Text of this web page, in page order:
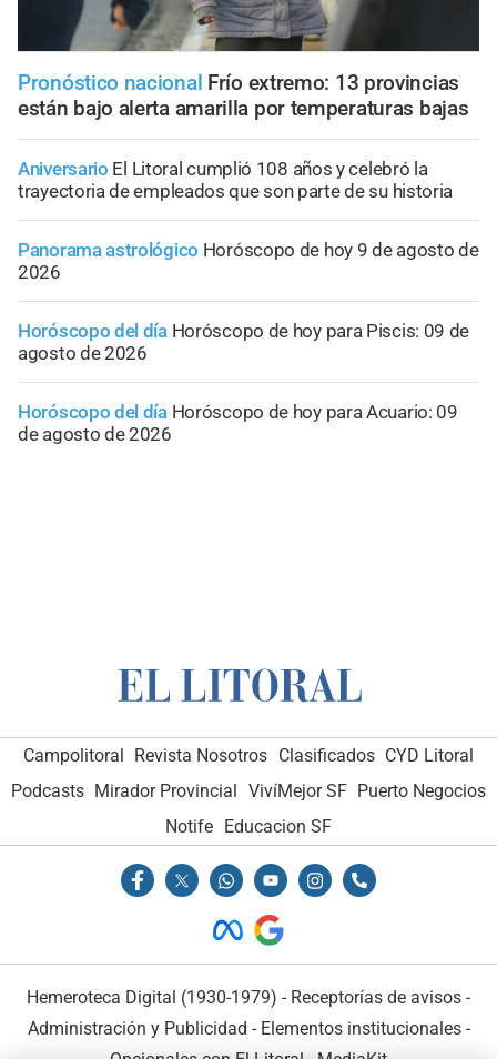
Pronóstico nacional Frío extremo: 13 provincias
están bajo alerta amarilla por temperaturas bajas
Aniversario El Litoral cumplió 108 años y celebró la
trayectoria de empleados que son parte de su historia
Panorama astrológico Horóscopo de hoy 9 de agosto de
2026
Horóscopo del día Horóscopo de hoy para Piscis: 09 de
agosto de 2026
Horóscopo del día Horóscopo de hoy para Acuario: 09
de agosto de 2026
Campolitoral Revista Nosotros Clasificados CYD Litoral
Podcasts Mirador Provincial VivíMejor SF Puerto Negocios
Notife Educacion SF
Hemeroteca Digital (1930-1979) - Receptorías de avisos -
Administración y Publicidad - Elementos institucionales-